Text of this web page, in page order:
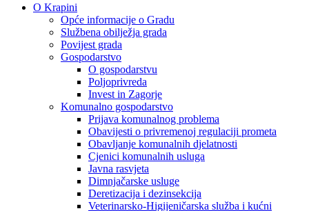
O Krapini
Opće informacije o Gradu
Službena obilježja grada
Povijest grada
Gospodarstvo
O gospodarstvu
Poljoprivreda
Invest in Zagorje
Komunalno gospodarstvo
Prijava komunalnog problema
Obavijesti o privremenoj regulaciji prometa
Obavljanje komunalnih djelatnosti
Cjenici komunalnih usluga
Javna rasvjeta
Dimnjačarske usluge
Deretizacija i dezinsekcija
Veterinarsko-Higijeničarska služba i kućni